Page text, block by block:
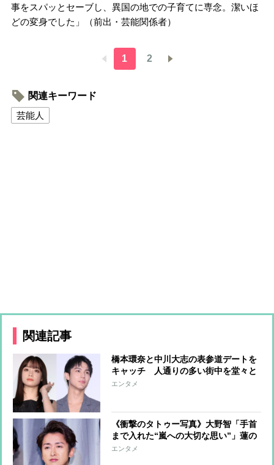
事をスパッとセーブし、異国の地での子育てに専念。潔いほ
どの変身でした」（前出・芸能関係者）
1 2
関連キーワード
芸能人
関連記事
橋本環奈と中川大志の表参道デートを
キャッチ 人通りの多い街中を堂々と
歩き、セレクトショップでは“見るか
エンタメ
《衝撃のタトゥー写真》大野智「手首
まで入れた“嵐への大切な思い”」蓮の
花に刻んだ「泥の中から生えていく」
エンタメ